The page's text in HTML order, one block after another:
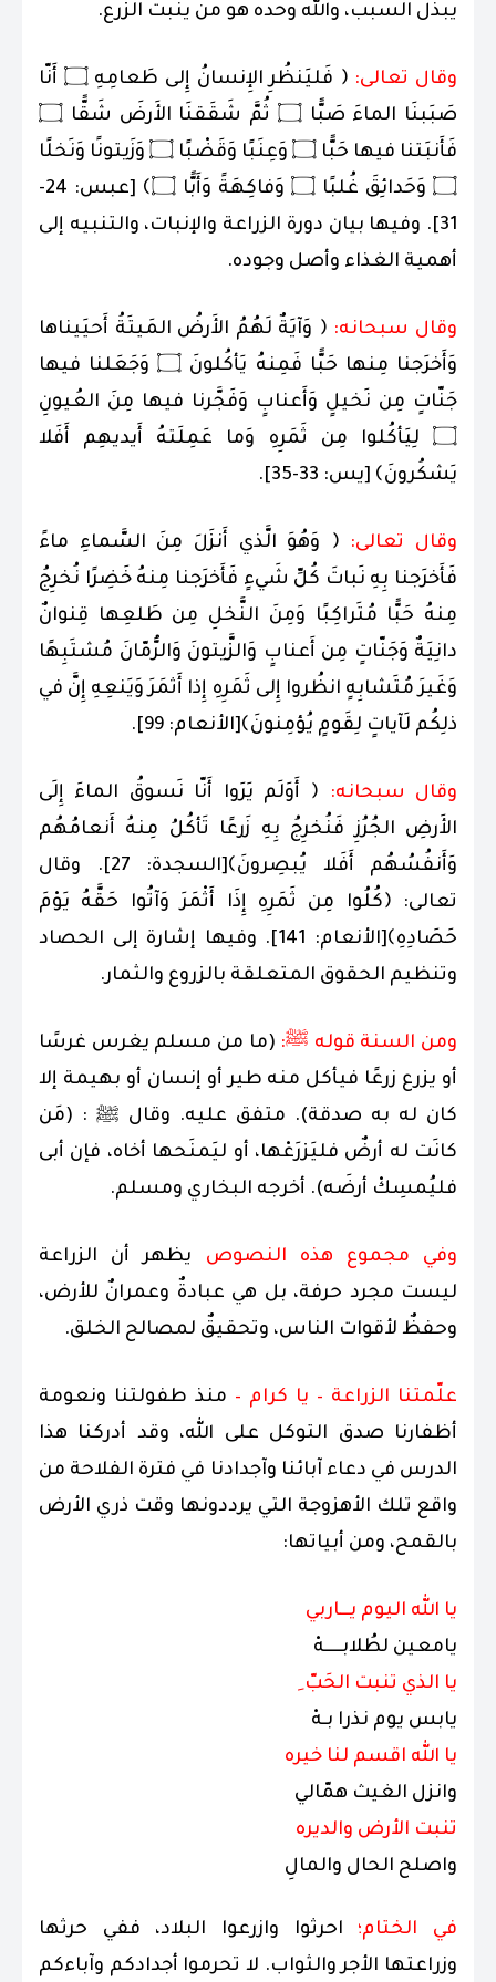
يبذل السبب، والله وحده هو من ينبت الزرع.
وقال تعالى:
﴿ فَليَنظُرِ الإِنسانُ إِلى طَعامِهِ ۝ أَنّا
صَبَبنَا الماءَ صَبًّا ۝ ثُمَّ شَقَقنَا الأَرضَ شَقًّا ۝
فَأَنبَتنا فيها حَبًّا ۝ وَعِنَبًا وَقَضْبًا ۝ وَزَيتونًا وَنَخلًا
۝ وَحَدائِقَ غُلبًا ۝ وَفاكِهَةً وَأَبًّا ۝﴾ [عبس: 24-
31]. وفيها بيان دورة الزراعة والإنبات، والتنبيه إلى
أهمية الغذاء وأصل وجوده.
وقال سبحانه: ﴿ وَآيَةٌ لَهُمُ الأَرضُ المَيتَةُ أَحيَيناها
وَأَخرَجنا مِنها حَبًّا فَمِنهُ يَأكُلونَ ۝ وَجَعَلنا فيها
جَنّاتٍ مِن نَخيلٍ وَأَعنابٍ وَفَجَّرنا فيها مِنَ العُيونِ
۝ لِيَأكُلوا مِن ثَمَرِهِ وَما عَمِلَتهُ أَيديهِم أَفَلا
يَشكُرونَ﴾ [يس: 33-35].
وقال تعالى: ﴿ وَهُوَ الَّذي أَنزَلَ مِنَ السَّماءِ ماءً
فَأَخرَجنا بِهِ نَباتَ كُلِّ شَيءٍ فَأَخرَجنا مِنهُ خَضِرًا نُخرِجُ
مِنهُ حَبًّا مُتَراكِبًا وَمِنَ النَّخلِ مِن طَلعِها قِنوانٌ
دانِيَةٌ وَجَنّاتٍ مِن أَعنابٍ وَالزَّيتونَ وَالرُّمّانَ مُشتَبِهًا
وَغَيرَ مُتَشابِهٍ انظُروا إِلى ثَمَرِهِ إِذا أَثمَرَ وَيَنعِهِ إِنَّ في
ذلِكُم لَآياتٍ لِقَومٍ يُؤمِنونَ﴾[الأنعام: 99].
وقال سبحانه:
﴿ أَوَلَم يَرَوا أَنّا نَسوقُ الماءَ إِلَى
الأَرضِ الجُرُزِ فَنُخرِجُ بِهِ زَرعًا تَأكُلُ مِنهُ أَنعامُهُم
وَأَنفُسُهُم أَفَلا يُبصِرونَ﴾[السجدة: 27]. وقال
تعالى: ﴿كُلُوا مِن ثَمَرِهِ إِذَا أَثْمَرَ وَآتُوا حَقَّهُ يَوْمَ
حَصَادِهِ﴾[الأنعام: 141]. وفيها إشارة إلى الحصاد
وتنظيم الحقوق المتعلقة بالزروع والثمار.
ومن السنة قوله ﷺ: (ما من مسلم يغرس غرسًا
أو يزرع زرعًا فيأكل منه طير أو إنسان أو بهيمة إلا
كان له به صدقة). متفق عليه. وقال ﷺ : (مَن
كانَت له أرضٌ فليَزرَعْها، أو ليَمنَحها أخاه، فإن أبى
فليُمسِكْ أرضَه). أخرجه البخاري ومسلم.
وفي مجموع هذه النصوص يظهر أن الزراعة
ليست مجرد حرفة، بل هي عبادةٌ وعمرانٌ للأرض،
وحفظٌ لأقوات الناس، وتحقيقٌ لمصالح الخلق.
علّمتنا الزراعة – يا كرام – منذ طفولتنا ونعومة
أظفارنا صدق التوكل على الله، وقد أدركنا هذا
الدرس في دعاء آبائنا وآجدادنا في فترة الفلاحة من
واقع تلك الأهزوجة التي يرددونها وقت ذري الأرض
بالقمح، ومن أبياتها:
‏يا الله اليوم يـــاربي
‏يامعين لطُلابـــــهْ
‏يا الذي تنبت الحَبّ ِ
‏يابس يوم نذرا بـهْ
‏يا الله اقسم لنا خيره
‏وانزل الغيث همّالي
‏تنبت الأرض والديره
‏واصلح الحال والمالِ
في الختام؛ احرثوا وازرعوا البلاد، ففي حرثها
وزراعتها الأجر والثواب. لا تحرموا أجدادكم وآباءكم